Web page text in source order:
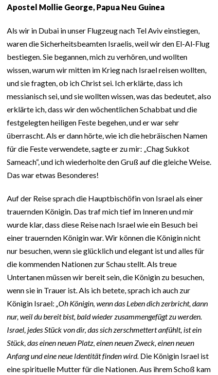
Apostel Mollie George, Papua Neu Guinea
Als wir in Dubai in unser Flugzeug nach Tel Aviv einstiegen,
waren die Sicherheitsbeamten Israelis, weil wir den El-Al-Flug
bestiegen. Sie begannen, mich zu verhören, und wollten
wissen, warum wir mitten im Krieg nach Israel reisen wollten,
und sie fragten, ob ich Christ sei. Ich erklärte, dass ich
messianisch sei, und sie wollten wissen, was das bedeutet, also
erklärte ich, dass wir den wöchentlichen Schabbat und die
festgelegten heiligen Feste begehen, und er war sehr
überrascht. Als er dann hörte, wie ich die hebräischen Namen
für die Feste verwendete, sagte er zu mir: „Chag Sukkot
Sameach“, und ich wiederholte den Gruß auf die gleiche Weise.
Das war etwas Besonderes!
Auf der Reise sprach die Hauptbischöfin von Israel als einer
trauernden Königin. Das traf mich tief im Inneren und mir
wurde klar, dass diese Reise nach Israel wie ein Besuch bei
einer trauernden Königin war. Wir können die Königin nicht
nur besuchen, wenn sie glücklich und elegant ist und alles für
die kommenden Nationen zur Schau stellt. Als treue
Untertanen müssen wir bereit sein, die Königin zu besuchen,
wenn sie in Trauer ist. Als ich betete, sprach ich auch zur
Königin Israel: „Oh Königin, wenn das Leben dich zerbricht, dann
nur, weil du bereit bist, bald wieder zusammengefügt zu werden.
Israel, jedes Stück von dir, das sich zerschmettert anfühlt, ist ein
Stück, das einen neuen Platz, einen neuen Zweck, einen neuen
Anfang und eine neue Identität finden wird. Die Königin Israel ist
eine spirituelle Mutter für die Nationen. Aus ihrem Schoß kam